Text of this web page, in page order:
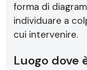
forma di
individuare a
cui intervenire.
Luogo dove